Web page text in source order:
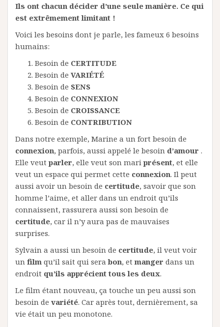
Ils ont chacun décider d’une seule manière. Ce qui
est extrêmement limitant !
Voici les besoins dont je parle, les fameux 6 besoins
humains:
Besoin de CERTITUDE
Besoin de VARIÉTÉ
Besoin de SENS
Besoin de CONNEXION
Besoin de CROISSANCE
Besoin de CONTRIBUTION
Dans notre exemple, Marine a un fort besoin de
connexion, parfois, aussi appelé le besoin d’amour .
Elle veut parler, elle veut son mari présent, et elle
veut un espace qui permet cette connexion. Il peut
aussi avoir un besoin de certitude, savoir que son
homme l’aime, et aller dans un endroit qu’ils
connaissent, rassurera aussi son besoin de
certitude, car il n’y aura pas de mauvaises
surprises.
Sylvain a aussi un besoin de certitude, il veut voir
un film qu’il sait qui serabon, etmanger dans un
endroit qu’ils apprécient tous les deux.
Le film étant nouveau, ça touche un peu aussi son
besoin de variété. Car après tout, dernièrement, sa
vie était un peu monotone.